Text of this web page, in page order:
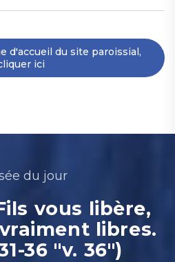
d'accueil du site paroissial,
ici
du jour
vous libère,
libres.
36 "v. 36")